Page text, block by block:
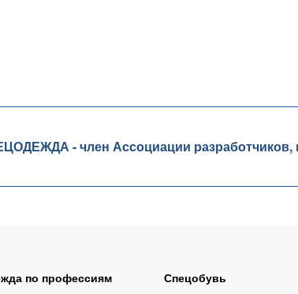
- член Ассоциации разработчиков,
по профессиям Спецобувь